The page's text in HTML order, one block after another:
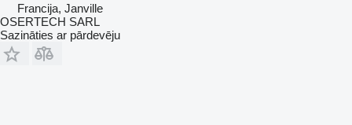
Francija, Janville
OSERTECH SARL
Sazināties ar pārdevēju